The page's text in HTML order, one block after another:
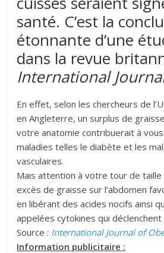
santé. C’est la
étonnante d’une
dans la revue
International
En effet, selon les chercheurs de
en Angleterre, un surplus de
votre anatomie contribuerait à
maladies telles le diabète et les
vasculaires.
Mais attention à votre tour de taille
excès de graisse sur l’abdomen
en libérant des acides nocifs ainsi
appelées cytokines qui
Source : International Journal of
Information publicitaire :